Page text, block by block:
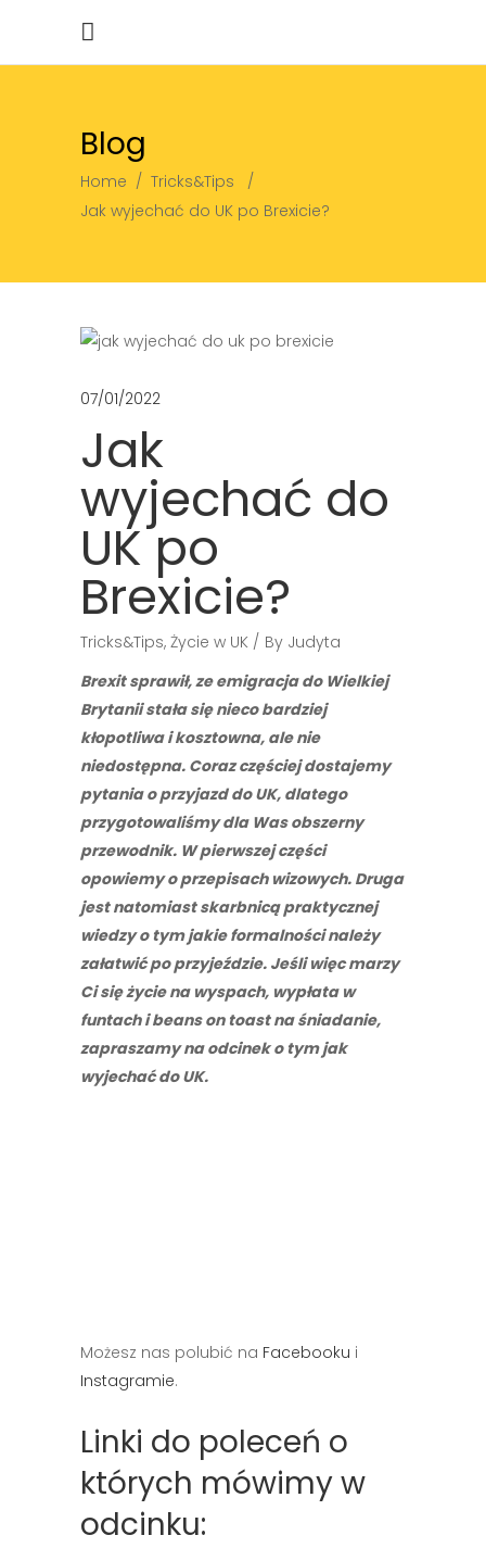
Blog
Home / Tricks&Tips
/
Jak wyjechać do UK po Brexicie?
07/01/2022
Jak
wyjechać do
UK po
Brexicie?
Tricks&Tips, Życie w UK By Judyta
Brexit sprawił, ze emigracja do Wielkiej
Brytanii stała się nieco bardziej
kłopotliwa i kosztowna, ale nie
niedostępna. Coraz częściej dostajemy
pytania o przyjazd do UK, dlatego
przygotowaliśmy dla Was obszerny
przewodnik. W pierwszej części
opowiemy o przepisach wizowych. Druga
jest natomiast skarbnicą praktycznej
wiedzy o tym jakie formalności należy
załatwić po przyjeździe. Jeśli więc marzy
Ci się życie na wyspach, wypłata w
funtach i beans on toast na śniadanie,
zapraszamy na odcinek o tym jak
wyjechać do UK.
Możesz nas polubić na Facebooku i
Instagramie.
Linki do poleceń o
których mówimy w
odcinku: